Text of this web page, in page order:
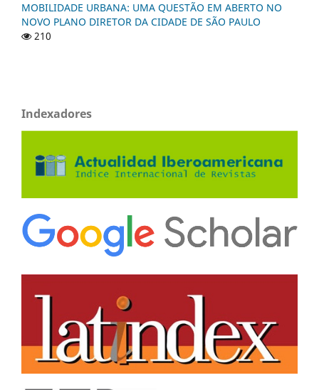
MOBILIDADE URBANA: UMA QUESTÃO EM ABERTO NO
NOVO PLANO DIRETOR DA CIDADE DE SÃO PAULO
210
Indexadores